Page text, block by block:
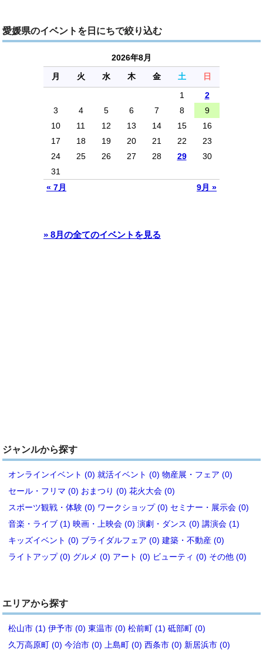
愛媛県のイベントを日にちで絞り込む
2026年8月
月
火 水 木 金 土 日
« 7月 9月 »
1
2
3
4 5 6 7 8
9
10
11 12 13 14 15
16
17
18 19 20 21 22
23
24
25 26 27 28 29
30
31
» 8月の全てのイベントを見る
ジャンルから探す
オンラインイベント (0) 就活イベント (0) 物産展・フェア (0)
セール・フリマ (0) おまつり (0) 花火大会 (0)
スポーツ観戦・体験 (0) ワークショップ (0) セミナー・展示会 (0)
音楽・ライブ (1) 映画・上映会 (0) 演劇・ダンス (0) 講演会 (1)
キッズイベント (0) ブライダルフェア (0) 建築・不動産 (0)
ライトアップ (0) グルメ (0) アート (0) ビューティ (0) その他 (0)
エリアから探す
松山市 (1) 伊予市 (0) 東温市 (0) 松前町 (1) 砥部町 (0)
久万高原町 (0) 今治市 (0) 上島町 (0) 西条市 (0) 新居浜市 (0)